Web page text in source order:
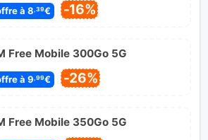
à 8 ,39€ -16%
Free Mobile 300Go 5G
à 9 ,99€ -26%
Free Mobile 350Go 5G